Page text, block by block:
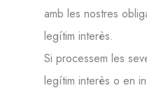
amb les nostres
legítim interès.
Si processem les
legítim interès o en